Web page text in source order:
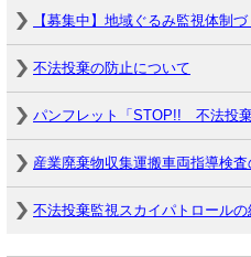
【募集中】地域ぐるみ監視体制
不法投棄の防止について
パンフレット「STOP!! 不法投棄
産業廃棄物収集運搬車両指導検
不法投棄監視スカイパトロール